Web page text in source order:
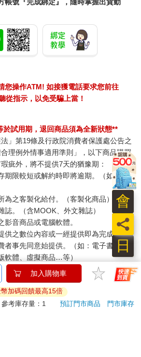
您操作ATM! 如接獲電話要求您前往
從指示，以免受騙上當！
於試用期，退回商品須為全新狀態**
」第19條及行政院消費者保護處公告之
合理例外情事適用準則」，以下商品購買
疵外，將不提供7天的猶豫期：
期限較短或解約時即將逾期。（如：生
為之客製化給付。（客製化商品）
誌。（含MOOK、外文雜誌）
影音商品或電腦軟體。
供之數位內容或一經提供即為完成之線
者事先同意始提供。（如：電子書、電
軟體、虛擬商品…等）
生用品。（如：內衣褲、刮鬍刀、除毛
均享有到貨7天的猶豫期（含例假
（組合商品恕無法接受單獨退貨）必須
加入購物車
加碼回饋最高15倍
參考庫存量：1 預訂門市商品
門市庫存
日
員
會